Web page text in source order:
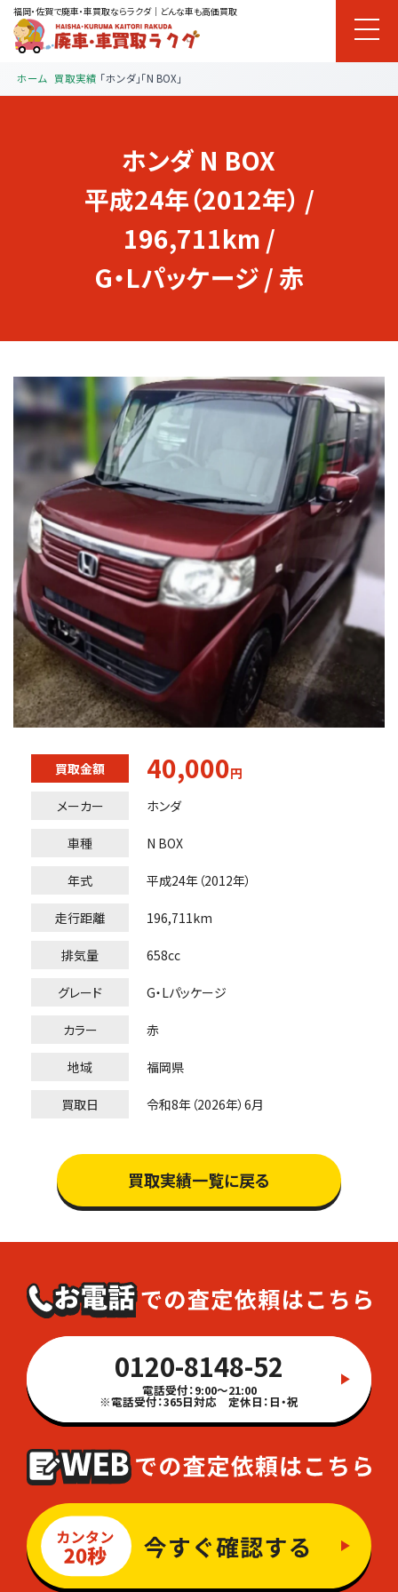
福岡・佐賀で廃車・車買取ならラクダ｜どんな車も高価買取
ホーム 買取実績 「ホンダ」「N BOX」
ホンダ N BOX
平成24年（2012年） /
196,711km /
G・Lパッケージ / 赤
買取金額 40,000円
メーカー
ホンダ
車種 N BOX
年式 平成24年（2012年）
走行距離 196,711km
排気量 658cc
グレード G・Lパッケージ
カラー 赤
地域 福岡県
買取日 令和8年（2026年）6月
買取実績一覧に戻る
0120-8148-52
電話受付：9:00～21:00
※電話受付：365日対応 定休日：日・祝